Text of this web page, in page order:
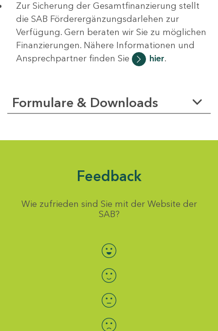
Zur Sicherung der Gesamtfinanzierung stellt
die SAB Förderergänzungsdarlehen zur
Verfügung. Gern beraten wir Sie zu möglichen
Finanzierungen. Nähere Informationen und
Ansprechpartner finden Sie
hier.
Formulare & Downloads
Feedback
Wie zufrieden sind Sie mit der Website der
SAB?
Bewertung auswählen